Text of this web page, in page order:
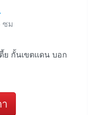
ซม
ย กั้นเขตแดน บอก